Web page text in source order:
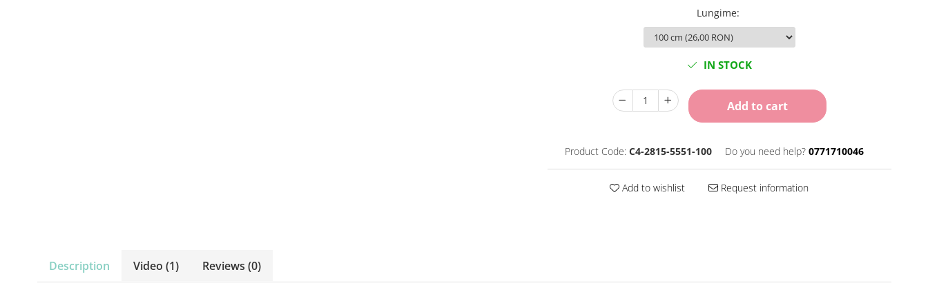
Lungime:
IN STOCK
Add to cart
Product Code: C4-2815-5551-100 Do you need help? 0771710046
Add to wishlist Request information
Description Video (1) Reviews (0)